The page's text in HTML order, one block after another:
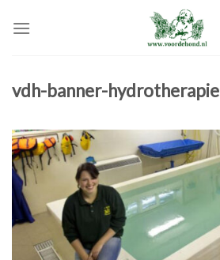
vdh-banner-hydrotherapie